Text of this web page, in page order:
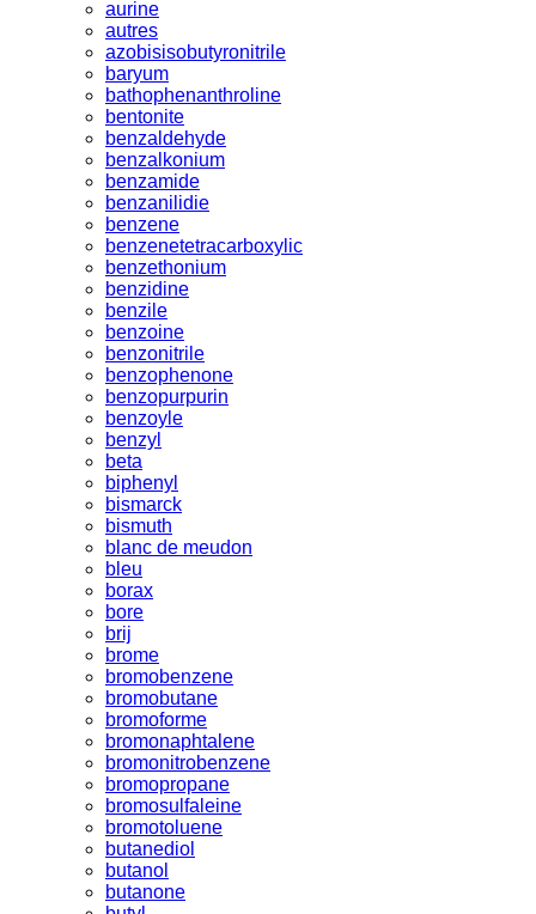
aurine
autres
azobisisobutyronitrile
baryum
bathophenanthroline
bentonite
benzaldehyde
benzalkonium
benzamide
benzanilidie
benzene
benzenetetracarboxylic
benzethonium
benzidine
benzile
benzoine
benzonitrile
benzophenone
benzopurpurin
benzoyle
benzyl
beta
biphenyl
bismarck
bismuth
blanc de meudon
bleu
borax
bore
brij
brome
bromobenzene
bromobutane
bromoforme
bromonaphtalene
bromonitrobenzene
bromopropane
bromosulfaleine
bromotoluene
butanediol
butanol
butanone